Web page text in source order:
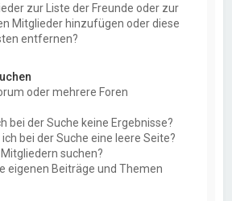
zur Liste der Freunde oder zur
Mitglieder hinzufügen oder diese
entfernen?
oder mehrere Foren
bei der Suche keine Ergebnisse?
bei der Suche eine leere Seite?
suchen?
eigenen Beiträge und Themen